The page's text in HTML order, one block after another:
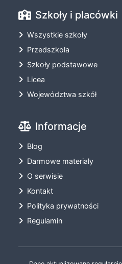
Szkoły i placówki
Wszystkie szkoły
Przedszkola
Szkoły podstawowe
Licea
Województwa szkół
Informacje
Blog
Darmowe materiały
O serwisie
Kontakt
Polityka prywatności
Regulamin